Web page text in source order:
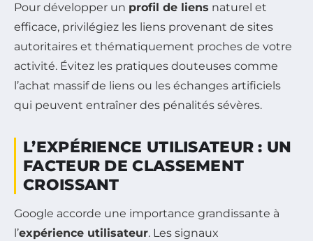
Pour développer un profil de liens naturel et
efficace, privilégiez les liens provenant de sites
autoritaires et thématiquement proches de votre
activité. Évitez les pratiques douteuses comme
l’achat massif de liens ou les échanges artificiels
qui peuvent entraîner des pénalités sévères.
L’EXPÉRIENCE UTILISATEUR : UN
FACTEUR DE CLASSEMENT
CROISSANT
Google accorde une importance grandissante à
l’expérience utilisateur. Les signaux